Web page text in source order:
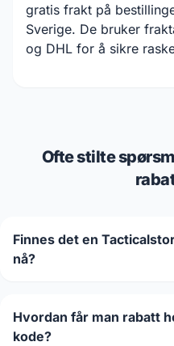
gratis frakt på
Sverige. De bruker
og DHL for å sikre
Ofte stilte
Finnes det en
nå?
Hvordan får man rabatt
kode?